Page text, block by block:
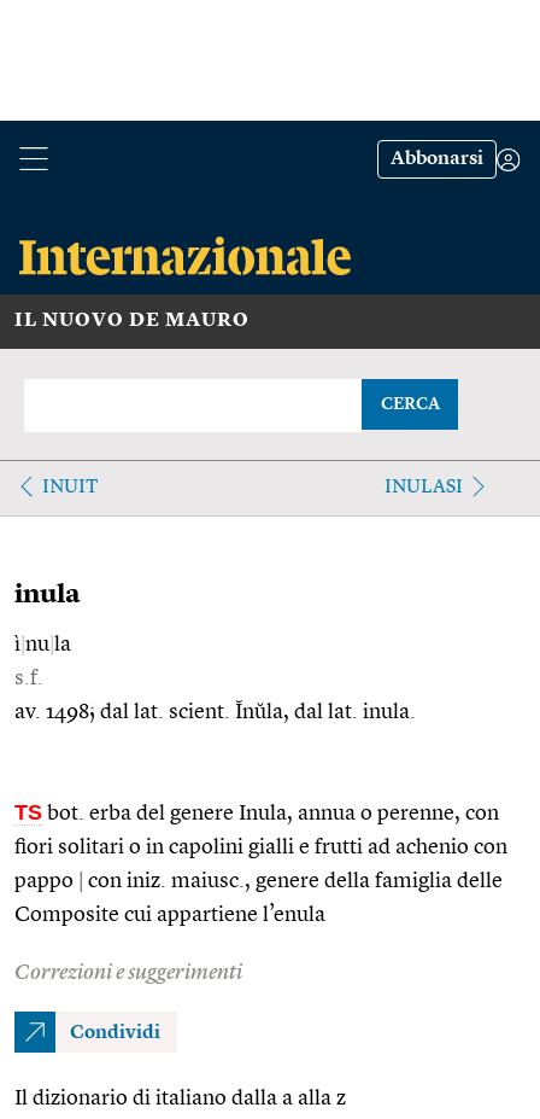
Abbonarsi
IL NUOVO DE MAURO
CERCA
INUIT INULASI
inula
ì nu la
s.f.
av. 1498; dal lat. scient. Ĭnŭla, dal lat. inula.
TS bot. erba del genere Inula, annua o perenne, con
fiori solitari o in capolini gialli e frutti ad achenio con
pappo
con iniz. maiusc., genere della famiglia delle
Composite cui appartiene l’enula
Correzioni e suggerimenti
Condividi
Il dizionario di italiano dalla a alla z